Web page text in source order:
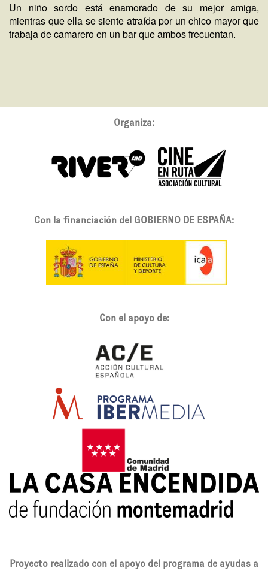
Un niño sordo está enamorado de su mejor amiga,
mientras que ella se siente atraída por un chico mayor que
trabaja de camarero en un bar que ambos frecuentan.
Organiza:
Con la financiación del GOBIERNO DE ESPAÑA:
Con el apoyo de:
Proyecto realizado con el apoyo del programa de ayudas a